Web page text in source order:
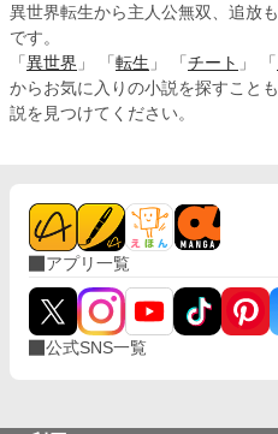
異世界転生から主人公無双、追放
です。
「 異世界 」 「 転生 」 「 チート 」 「
からお気に入りの小説を探すこと
説を見つけてください。
アプリ一覧
公式SNS一覧